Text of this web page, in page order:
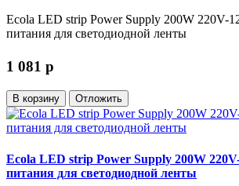
Ecola LED strip Power Supply 200W 220V-
питания для светодиодной ленты
1 081 p
В корзину Отложить
Ecola LED strip Power Supply 200W
питания для светодиодной ленты